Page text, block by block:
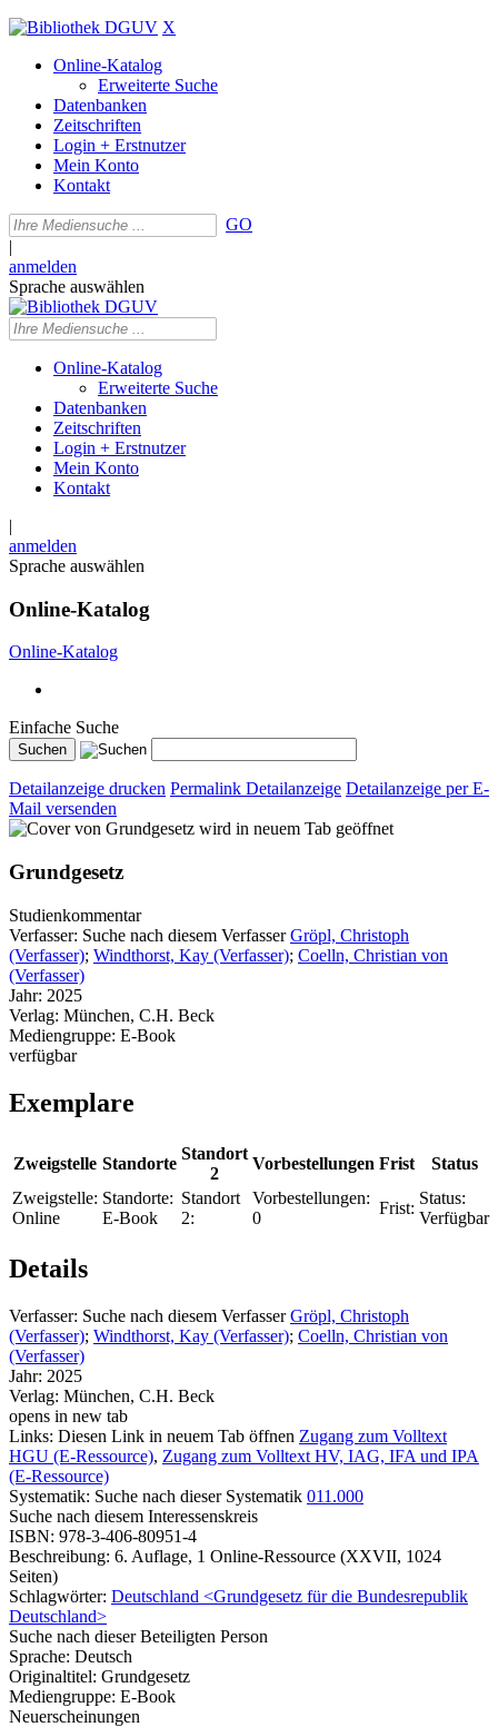
X
Online-Katalog
Erweiterte Suche
Datenbanken
Zeitschriften
Login + Erstnutzer
Mein Konto
Kontakt
GO
|
anmelden
Sprache auswählen
Online-Katalog
Erweiterte Suche
Datenbanken
Zeitschriften
Login + Erstnutzer
Mein Konto
Kontakt
|
anmelden
Sprache auswählen
Online-Katalog
Online-Katalog
Einfache Suche
Detailanzeige drucken Permalink Detailanzeige Detailanzeige per E-
Mail versenden
wird in neuem Tab geöffnet
Grundgesetz
Studienkommentar
Verfasser: Suche nach diesem Verfasser Gröpl, Christoph
(Verfasser); Windthorst, Kay (Verfasser); Coelln, Christian von
(Verfasser)
Jahr: 2025
Verlag: München, C.H. Beck
Mediengruppe: E-Book
verfügbar
Exemplare
Zweigstelle Standorte
Standort
2
Vorbestellungen Frist
Status
Zweigstelle:
Online
Standorte:
E-Book
Standort
2:
Vorbestellungen:
0
Frist:
Status:
Verfügbar
Details
Verfasser: Suche nach diesem Verfasser Gröpl, Christoph
(Verfasser); Windthorst, Kay (Verfasser); Coelln, Christian von
(Verfasser)
Jahr: 2025
Verlag: München, C.H. Beck
opens in new tab
Links: Diesen Link in neuem Tab öffnen Zugang zum Volltext
HGU (E-Ressource), Zugang zum Volltext HV, IAG, IFA und IPA
(E-Ressource)
Systematik: Suche nach dieser Systematik 011.000
Suche nach diesem Interessenskreis
ISBN: 978-3-406-80951-4
Beschreibung: 6. Auflage, 1 Online-Ressource (XXVII, 1024
Seiten)
Schlagwörter: Deutschland <Grundgesetz für die Bundesrepublik
Deutschland>
Suche nach dieser Beteiligten Person
Sprache: Deutsch
Originaltitel: Grundgesetz
Mediengruppe: E-Book
Neuerscheinungen